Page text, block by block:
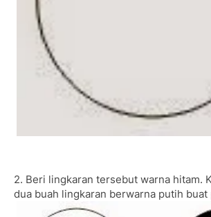
2. Beri lingkaran tersebut warna hitam.
dua buah lingkaran berwarna putih buat